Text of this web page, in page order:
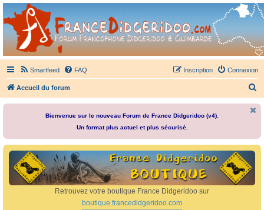
France Didgeridoo
Didgeridoo et Guimbarde sur France Didgeridoo - retrouvez la communauté.
Smartfeed FAQ Connexion
Inscription
Accueil du forum
e
Bienvenue sur le nouveau Forum de France Didgeridoo (v4).
Un format plus actuel et plus sécurisé.
Retrouvez votre boutique France Didgeridoo sur
boutique.francedidgeridoo.com